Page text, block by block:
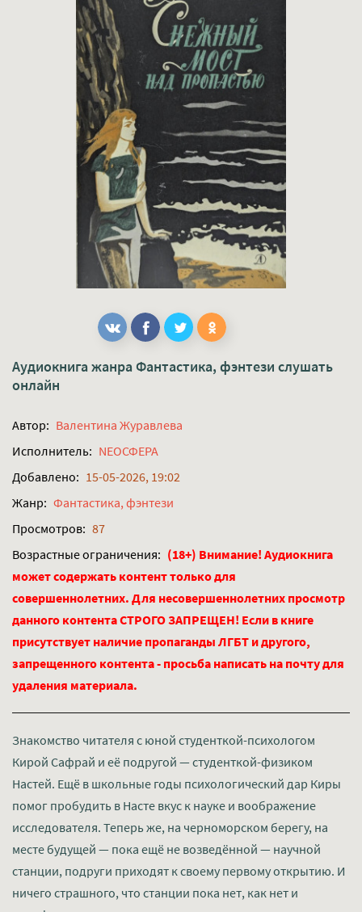
Аудиокнига жанра Фантастика, фэнтези слушать
онлайн
Автор: Валентина Журавлева
Исполнитель: NEOСФЕРА
Добавлено: 15-05-2026, 19:02
Жанр: Фантастика, фэнтези
Просмотров: 87
Возрастные ограничения: (18+) Внимание! Аудиокнига
может содержать контент только для
совершеннолетних. Для несовершеннолетних просмотр
данного контента СТРОГО ЗАПРЕЩЕН! Если в книге
присутствует наличие пропаганды ЛГБТ и другого,
запрещенного контента - просьба написать на почту для
удаления материала.
Знакомство читателя с юной студенткой-психологом
Кирой Сафрай и её подругой — студенткой-физиком
Настей. Ещё в школьные годы психологический дар Киры
помог пробудить в Насте вкус к науке и воображение
исследователя. Теперь же, на черноморском берегу, на
месте будущей — пока ещё не возведённой — научной
станции, подруги приходят к своему первому открытию. И
ничего страшного, что станции пока нет, как нет и